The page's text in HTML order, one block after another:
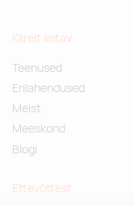
Kiirelt leitav
Teenused
Erilahendused
Meist
Meeskond
Blogi
Ettevõttest